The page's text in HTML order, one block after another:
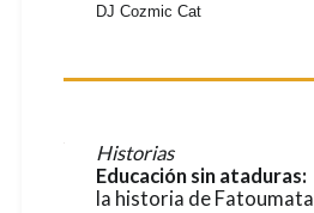
DJ Cozmic Cat
Historias
Educación sin ataduras:
la historia de Fatoumata